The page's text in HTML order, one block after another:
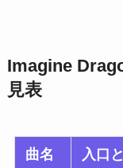
Imagine
見表
曲名
入口と